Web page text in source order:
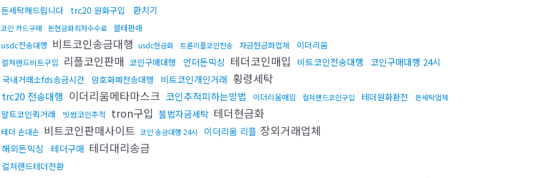
돈세탁해드립니다 trc20 원화구입 환치기
코인 카드구매 돈현금화최저수수료
블테판매
usdc전송대행 비트코인송금대행 usdc현금화 트론리플코인전송 자금현금화업체 이더리움
컬쳐랜드비트구입 리플코인판매 코인구매대행 언더돈믹싱 테더코인매입 비트코인전송대행 코인구매대행 24시
국내거래소fds송금시간 암호화폐전송대행 비트코인개인거래 횡령세탁
trc20 전송대행 이더리움메타마스크 코인추적피하는방법 이더리움매입 컬쳐랜드코인구입 테더원화환전 돈세탁업체
알트코인퀵거래 빗썸코인추적 tron구입 불법자금세탁 테더현금화
테더 손대손 비트코인판매사이트 코인 송금대행 24시 이더리움 리플 장외거래업체
해외돈믹싱 테더구매 테더대리송금
컬쳐랜드테더전환